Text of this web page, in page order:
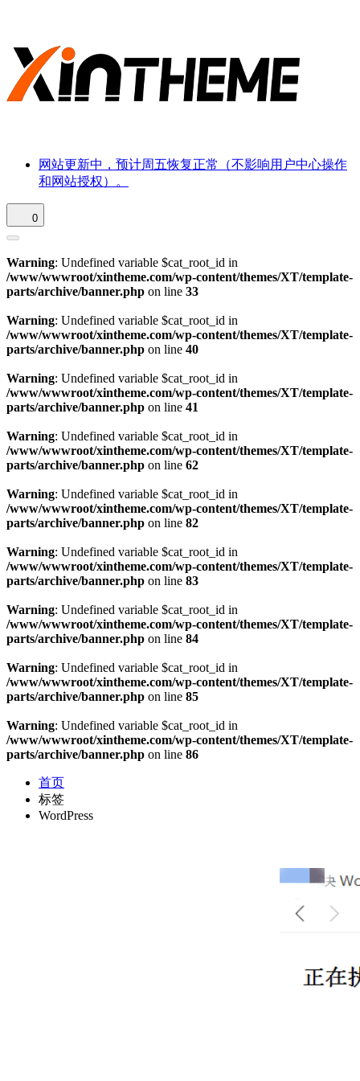
网站更新中，预计周五恢复正常（不影响用户中心操作
和网站授权）。
0
Warning: Undefined variable $cat_root_id in
/www/wwwroot/xintheme.com/wp-content/themes/XT/template-
parts/archive/banner.php on line 33
Warning: Undefined variable $cat_root_id in
/www/wwwroot/xintheme.com/wp-content/themes/XT/template-
parts/archive/banner.php on line 40
Warning: Undefined variable $cat_root_id in
/www/wwwroot/xintheme.com/wp-content/themes/XT/template-
parts/archive/banner.php on line 41
Warning: Undefined variable $cat_root_id in
/www/wwwroot/xintheme.com/wp-content/themes/XT/template-
parts/archive/banner.php on line 62
Warning: Undefined variable $cat_root_id in
/www/wwwroot/xintheme.com/wp-content/themes/XT/template-
parts/archive/banner.php on line 82
Warning: Undefined variable $cat_root_id in
/www/wwwroot/xintheme.com/wp-content/themes/XT/template-
parts/archive/banner.php on line 83
Warning: Undefined variable $cat_root_id in
/www/wwwroot/xintheme.com/wp-content/themes/XT/template-
parts/archive/banner.php on line 84
Warning: Undefined variable $cat_root_id in
/www/wwwroot/xintheme.com/wp-content/themes/XT/template-
parts/archive/banner.php on line 85
Warning: Undefined variable $cat_root_id in
/www/wwwroot/xintheme.com/wp-content/themes/XT/template-
parts/archive/banner.php on line 86
首页
标签
WordPress